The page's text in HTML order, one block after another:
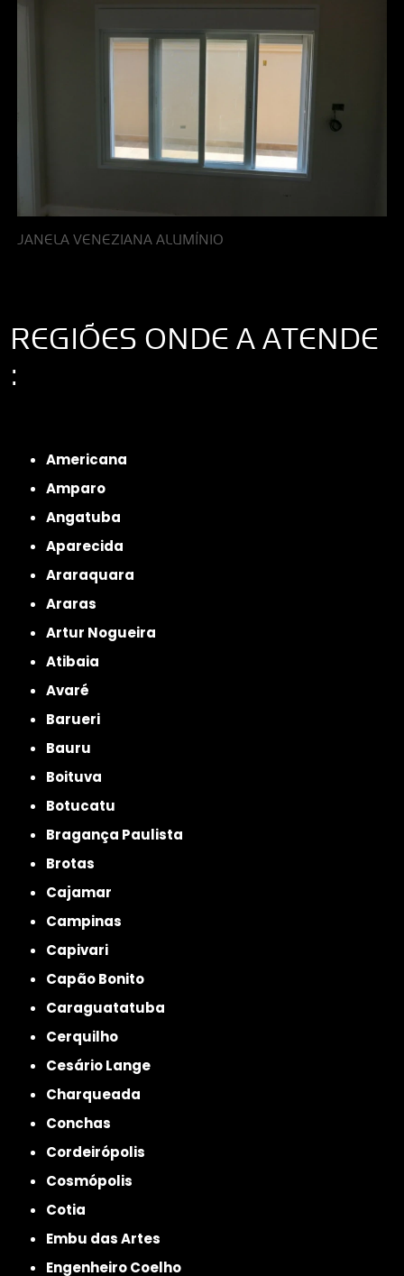
JANELA VENEZIANA ALUMÍNIO
REGIÕES ONDE A ATENDE
:
Americana
Amparo
Angatuba
Aparecida
Araraquara
Araras
Artur Nogueira
Atibaia
Avaré
Barueri
Bauru
Boituva
Botucatu
Bragança Paulista
Brotas
Cajamar
Campinas
Capivari
Capão Bonito
Caraguatatuba
Cerquilho
Cesário Lange
Charqueada
Conchas
Cordeirópolis
Cosmópolis
Cotia
Embu das Artes
Engenheiro Coelho